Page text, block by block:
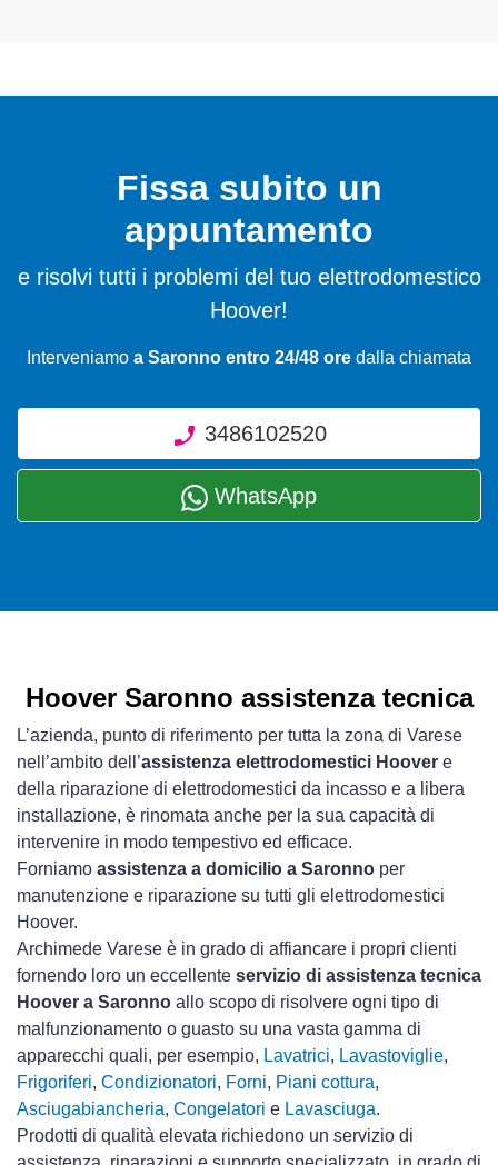
Fissa subito un
appuntamento
e risolvi tutti i problemi del tuo elettrodomestico
Hoover!
Interveniamo a Saronno entro 24/48 ore dalla chiamata
3486102520
WhatsApp
Hoover Saronno assistenza tecnica
L’azienda, punto di riferimento per tutta la zona di Varese
nell’ambito dell’assistenza elettrodomestici Hoover e
della riparazione di elettrodomestici da incasso e a libera
installazione, è rinomata anche per la sua capacità di
intervenire in modo tempestivo ed efficace.
Forniamo assistenza a domicilio a Saronno per
manutenzione e riparazione su tutti gli elettrodomestici
Hoover.
Archimede Varese è in grado di affiancare i propri clienti
fornendo loro un eccellente servizio di assistenza tecnica
Hoover a Saronno allo scopo di risolvere ogni tipo di
malfunzionamento o guasto su una vasta gamma di
apparecchi quali, per esempio, Lavatrici, Lavastoviglie,
Frigoriferi, Condizionatori, Forni, Piani cottura,
Asciugabiancheria, Congelatori e Lavasciuga.
Prodotti di qualità elevata richiedono un servizio di